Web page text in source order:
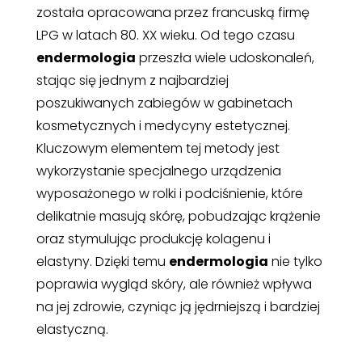
została opracowana przez francuską firmę
LPG w latach 80. XX wieku. Od tego czasu
endermologia przeszła wiele udoskonaleń,
stając się jednym z najbardziej
poszukiwanych zabiegów w gabinetach
kosmetycznych i medycyny estetycznej.
Kluczowym elementem tej metody jest
wykorzystanie specjalnego urządzenia
wyposażonego w rolki i podciśnienie, które
delikatnie masują skórę, pobudzając krążenie
oraz stymulując produkcję kolagenu i
elastyny. Dzięki temu endermologia nie tylko
poprawia wygląd skóry, ale również wpływa
na jej zdrowie, czyniąc ją jędrniejszą i bardziej
elastyczną.